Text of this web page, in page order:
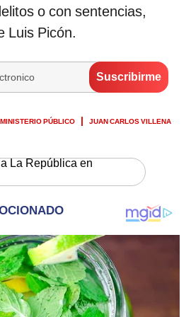
o con sentencias,
Luis Picón.
MINISTERIO PÚBLICO
JUAN CARLOS VILLENA
La República en